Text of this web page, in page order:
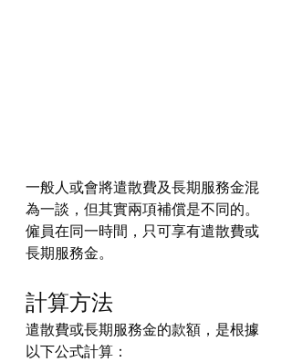
一般人或會將遣散費及長期服務金混
為一談，但其實兩項補償是不同的。
僱員在同一時間，只可享有遣散費或
長期服務金。
計算方法
遣散費或長期服務金的款額，是根據
以下公式計算：